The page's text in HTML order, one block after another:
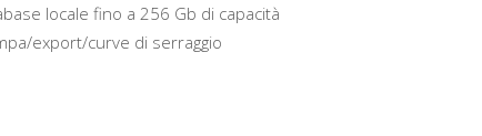
locale fino a 256 Gb di capacità
export/curve di serraggio